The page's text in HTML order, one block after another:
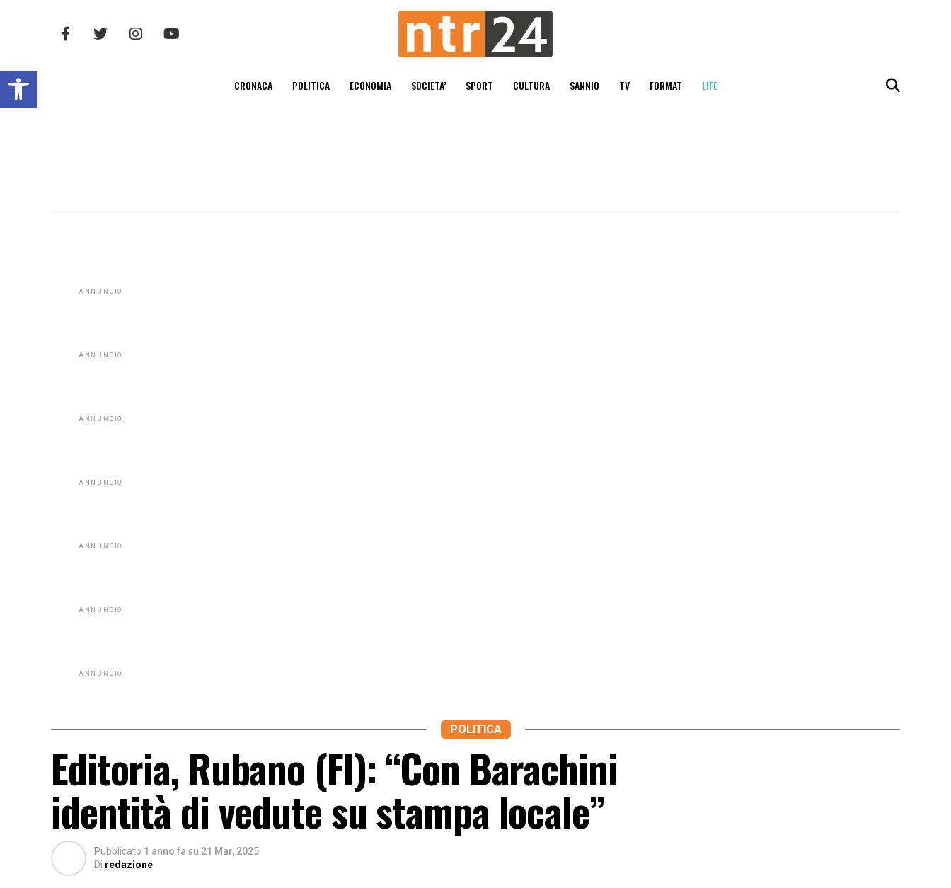
Open toolbar CRONACA POLITICA ECONOMIA SOCIETA’ SPORT CULTURA SANNIO TV FORMAT LIFE
ANNUNCIO
ANNUNCIO
ANNUNCIO
ANNUNCIO
ANNUNCIO
ANNUNCIO
ANNUNCIO
POLITICA
Editoria, Rubano (FI): “Con Barachini
identità di vedute su stampa locale”
Pubblicato 1 anno fa su 21 Mar, 2025
Di redazione